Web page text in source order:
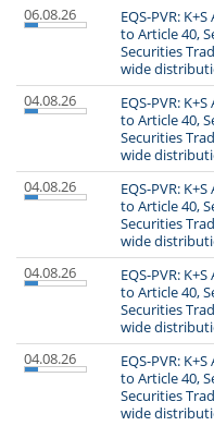
06.08.26
EQS-PVR:
to Article 40,
Securities
wide
04.08.26
EQS-PVR:
to Article 40,
Securities
wide
04.08.26
EQS-PVR:
to Article 40,
Securities
wide
04.08.26
EQS-PVR:
to Article 40,
Securities
wide
04.08.26
EQS-PVR:
to Article 40,
Securities
wide